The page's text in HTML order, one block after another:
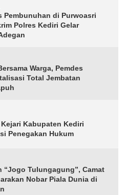
Pembunuhan di Purwoasri
Polres Kediri Gelar
Warga, Pemdes
Total Jembatan
Kabupaten Kediri
Penegakan Hukum
“Jogo Tulungagung”, Camat
Nobar Piala Dunia di